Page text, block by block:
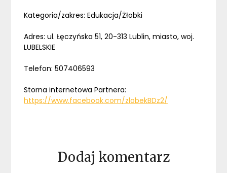
Kategoria/zakres: Edukacja/Żłobki
Adres: ul. Łęczyńska 51, 20-313 Lublin, miasto, woj.
LUBELSKIE
Telefon: 507406593
Storna internetowa Partnera:
https://www.facebook.com/zlobekBDz2/
Dodaj komentarz